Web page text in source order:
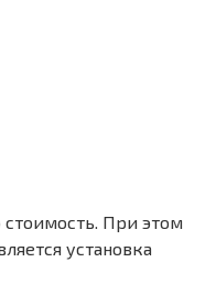
стоимость. При этом
установка